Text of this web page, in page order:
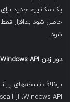
شود.
دور زدن
برخلاف نسخه‌های